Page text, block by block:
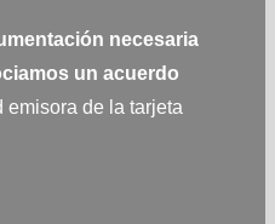
necesaria
un acuerdo
emisora de la tarjeta